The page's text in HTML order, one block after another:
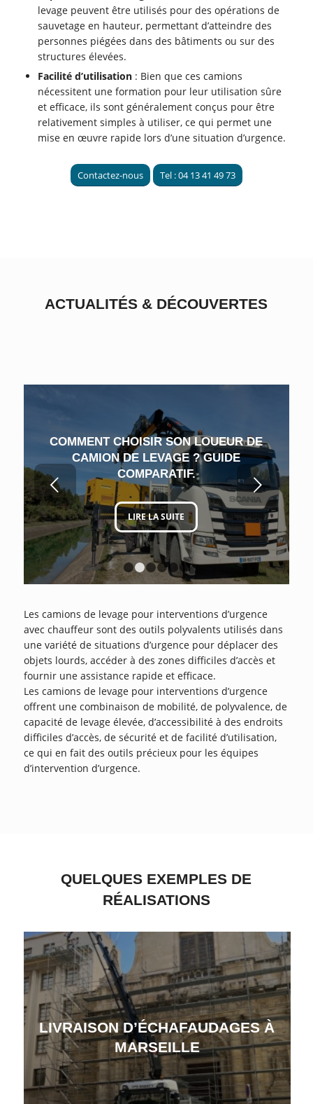
levage peuvent être utilisés pour des opérations de
sauvetage en hauteur, permettant d’atteindre des
personnes piégées dans des bâtiments ou sur des
structures élevées.
Facilité d’utilisation : Bien que ces camions
nécessitent une formation pour leur utilisation sûre
et efficace, ils sont généralement conçus pour être
relativement simples à utiliser, ce qui permet une
mise en œuvre rapide lors d’une situation d’urgence.
Contactez-nous Tel : 04 13 41 49 73
ACTUALITÉS & DÉCOUVERTES
COMMENT CHOISIR SON LOUEUR DE
CAMION DE LEVAGE ? GUIDE
COMPARATIF.
LIRE LA SUITE
Suivant
3 4 5 6
Les camions de levage pour interventions d’urgence
avec chauffeur sont des outils polyvalents utilisés dans
une variété de situations d’urgence pour déplacer des
objets lourds, accéder à des zones difficiles d’accès et
fournir une assistance rapide et efficace.
Les camions de levage pour interventions d’urgence
offrent une combinaison de mobilité, de polyvalence, de
capacité de levage élevée, d’accessibilité à des endroits
difficiles d’accès, de sécurité et de facilité d’utilisation,
ce qui en fait des outils précieux pour les équipes
d’intervention d’urgence.
QUELQUES EXEMPLES DE
RÉALISATIONS
LIVRAISON D’ÉCHAFAUDAGES À
MARSEILLE